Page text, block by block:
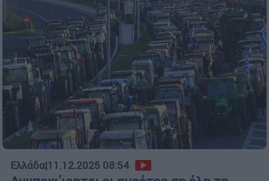
Ελλάδα|11.12.2025 08:54